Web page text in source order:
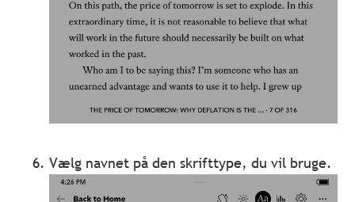
Vælg navnet på den skrifttype, du vil bruge.